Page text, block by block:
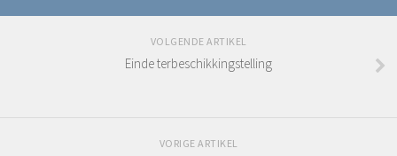
VOLGENDE ARTIKEL
Einde terbeschikkingstelling
VORIGE ARTIKEL